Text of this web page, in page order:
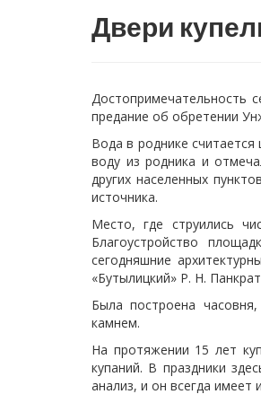
Двери
Достопримечательность
предание об обретении
Вода в роднике
воду из родника и
других населенных
источника.
Место, где струились
Благоустройство
сегодняшние
«Бутылицкий» Р. Н.
Была построена
камнем.
На протяжении 15 лет
купаний. В праздники
анализ, и он всегда имеет